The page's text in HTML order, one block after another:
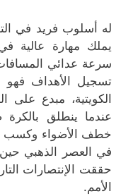
له أسلوب فريد في
يملك مهارة عالية
سرعة عدائي
تسجيل الأهداف فهو
الكويتية، مبدع على
عندما ينطلق
خطف الأضواء وكسب
في العصر الذهبي حين
حققت الإنتصارات
الأمم.